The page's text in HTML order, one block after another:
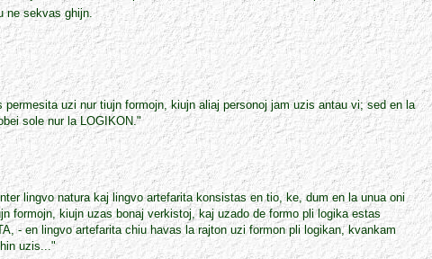
ne sekvas ghijn.
uzi nur tiujn formojn, kiujn aliaj personoj jam uzis antau vi; sed en la
sole nur la LOGIKON."
lingvo natura kaj lingvo artefarita konsistas en tio, ke, dum en la unua oni
formojn, kiujn uzas bonaj verkistoj, kaj uzado de formo pli logika estas
- en lingvo artefarita chiu havas la rajton uzi formon pli logikan, kvankam
uzis..."